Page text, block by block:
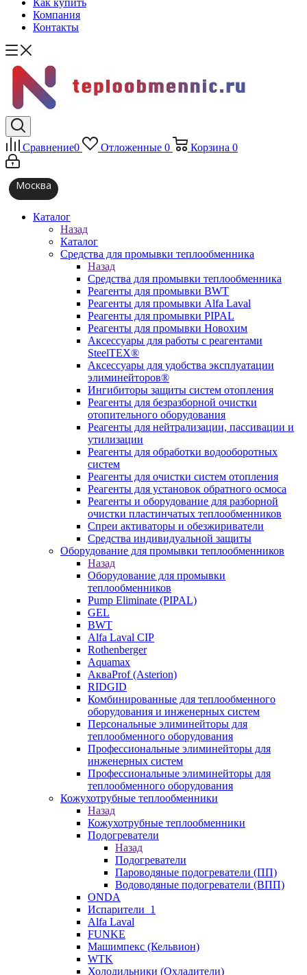
Как купить
Компания
Контакты
Сравнение0 Отложенные 0 Корзина 0
Москва
Каталог
Назад
Каталог
Средства для промывки теплообменника
Назад
Средства для промывки теплообменника
Реагенты для промывки BWT
Реагенты для промывки Alfa Laval
Реагенты для промывки PIPAL
Реагенты для промывки Новохим
Аксессуары для работы с реагентами
SteelTEX®
Аксессуары для удобства эксплуатации
элиминейторов®
Ингибиторы защиты систем отопления
Реагенты для безразборной очистки
отопительного оборудования
Реагенты для нейтрализации, пассивации и
утилизации
Реагенты для обработки водооборотных
систем
Реагенты для очистки систем отопления
Реагенты для установок обратного осмоса
Реагенты и оборудование для разборной
очистки пластинчатых теплообменников
Спреи активаторы и обезжириватели
Средства индивидуальной защиты
Оборудование для промывки теплообменников
Назад
Оборудование для промывки
теплообменников
Pump Eliminate (PIPAL)
GEL
BWT
Alfa Laval CIP
Rothenberger
Aquamax
АкваProf (Asterion)
RIDGID
Комбинированные для теплообменного
оборудования и инженерных систем
Персональные элиминейторы для
теплообменного оборудования
Профессиональные элиминейторы для
инженерных систем
Профессиональные элиминейторы для
теплообменного оборудования
Кожухотрубные теплообменники
Назад
Кожухотрубные теплообменники
Подогреватели
Назад
Подогреватели
Пароводяные подогреватели (ПП)
Водоводяные подогреватели (ВПП)
ONDA
Испарители_1
Alfa Laval
FUNKE
Машимпекс (Кельвион)
WTK
Холодильники (Охладители)